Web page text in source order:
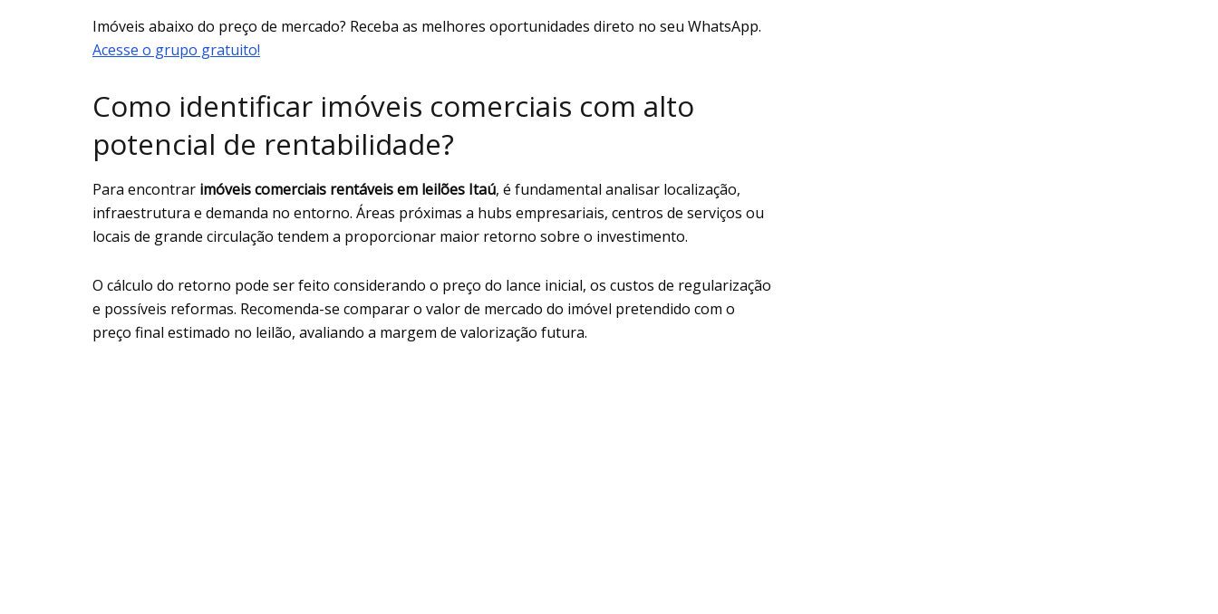
Imóveis abaixo do preço de mercado? Receba as melhores oportunidades direto no seu WhatsApp.
Acesse o grupo gratuito!
Como identificar imóveis comerciais com alto
potencial de rentabilidade?
Para encontrar imóveis comerciais rentáveis em leilões Itaú, é fundamental analisar localização,
infraestrutura e demanda no entorno. Áreas próximas a hubs empresariais, centros de serviços ou
locais de grande circulação tendem a proporcionar maior retorno sobre o investimento.
O cálculo do retorno pode ser feito considerando o preço do lance inicial, os custos de regularização
e possíveis reformas. Recomenda-se comparar o valor de mercado do imóvel pretendido com o
preço final estimado no leilão, avaliando a margem de valorização futura.